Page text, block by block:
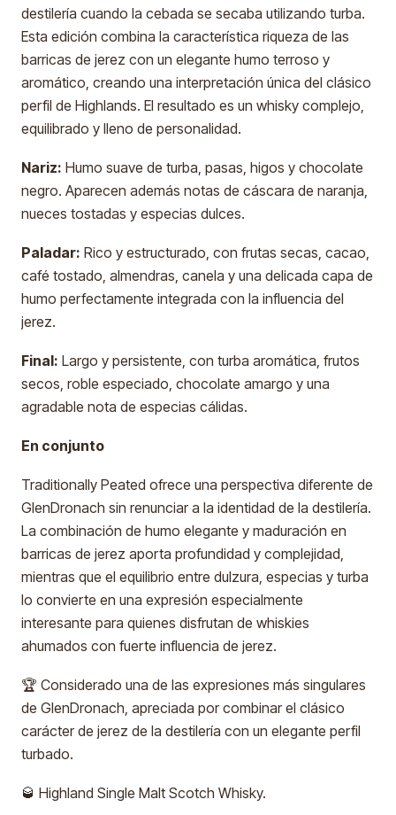
destilería cuando la cebada se secaba utilizando turba.
Esta edición combina la característica riqueza de las
barricas de jerez con un elegante humo terroso y
aromático, creando una interpretación única del clásico
perfil de Highlands. El resultado es un whisky complejo,
equilibrado y lleno de personalidad.
Nariz: Humo suave de turba, pasas, higos y chocolate
negro. Aparecen además notas de cáscara de naranja,
nueces tostadas y especias dulces.
Paladar: Rico y estructurado, con frutas secas, cacao,
café tostado, almendras, canela y una delicada capa de
humo perfectamente integrada con la influencia del
jerez.
Final: Largo y persistente, con turba aromática, frutos
secos, roble especiado, chocolate amargo y una
agradable nota de especias cálidas.
En conjunto
Traditionally Peated ofrece una perspectiva diferente de
GlenDronach sin renunciar a la identidad de la destilería.
La combinación de humo elegante y maduración en
barricas de jerez aporta profundidad y complejidad,
mientras que el equilibrio entre dulzura, especias y turba
lo convierte en una expresión especialmente
interesante para quienes disfrutan de whiskies
ahumados con fuerte influencia de jerez.
🏆 Considerado una de las expresiones más singulares
de GlenDronach, apreciada por combinar el clásico
carácter de jerez de la destilería con un elegante perfil
turbado.
🥃 Highland Single Malt Scotch Whisky.